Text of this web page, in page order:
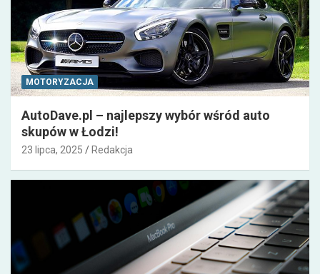
MOTORYZACJA
AutoDave.pl – najlepszy wybór wśród auto
skupów w Łodzi!
23 lipca, 2025 Redakcja